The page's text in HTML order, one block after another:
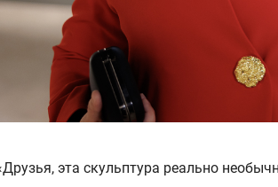
эта скульптура реально